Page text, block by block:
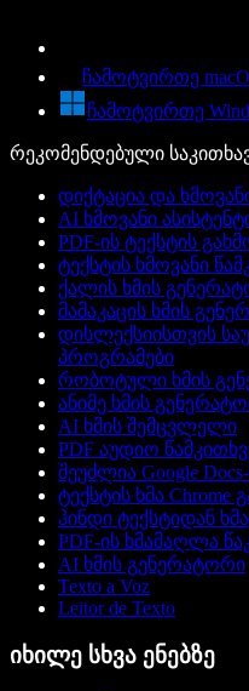
ჩამოტვირთე
ჩამოტვირთე
რეკომენდებული
დიქტაცია და
AI ხმოვანი
PDF-ის ტექსტის
ტექსტის ხმოვანი
ქალის ხმის
მამაკაცის ხმის
დისლექსიისთვის
პროგრამები
რობოტული ხმის
ანიმე ხმის
AI ხმის შემცვლელი
PDF აუდიო
შეუძლია Google
ტექსტის ხმა
ჰინდი ტექსტიდან
PDF-ის ხმამაღლა
AI ხმის გენერატორი
Texto a Voz
Leitor de Texto
იხილე სხვა ენებზე